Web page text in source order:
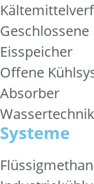
Eisspeicher
Offene
Absorber
Wassertechnik
Systeme
Flüssigmethan